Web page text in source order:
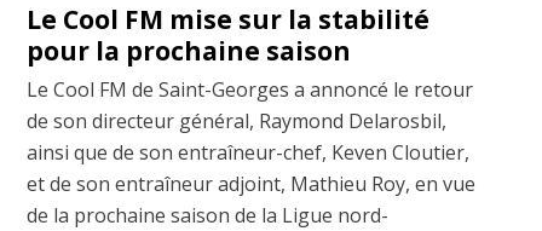
Le Cool FM mise sur la stabilité
pour la prochaine saison
Le Cool FM de Saint-Georges a annoncé le retour
de son directeur général, Raymond Delarosbil,
ainsi que de son entraîneur-chef, Keven Cloutier,
et de son entraîneur adjoint, Mathieu Roy, en vue
de la prochaine saison de la Ligue nord-